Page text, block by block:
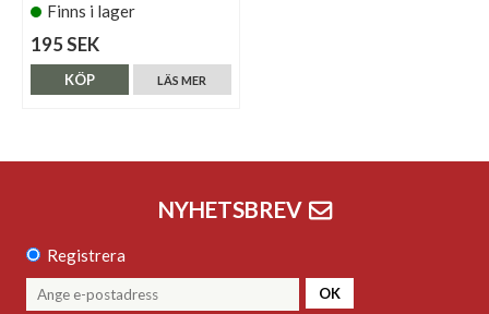
Finns i lager
195 SEK
LÄS MER
KÖP
NYHETSBREV
Registrera
OK